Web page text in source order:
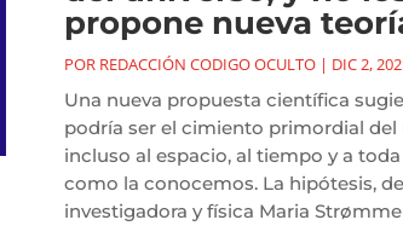
propone nueva
POR REDACCIÓN CODIGO OCULTO| DIC 2,
Una nueva propuesta científica
podría ser el cimiento primordial del
incluso al espacio, al tiempo y a
como la conocemos. La hipótesis,
investigadora y física Maria Strømme